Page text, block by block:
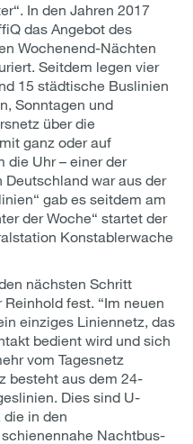
In den Jahren 2017
das Angebot des
Wochenend-Nächten
Seitdem legen vier
15 städtische Buslinien
Sonntagen und
über die
ganz oder auf
die Uhr – einer der
war aus der
gab es seitdem am
der Woche“ startet der
Konstablerwache
nächsten Schritt
fest. “Im neuen
einziges Liniennetz, das
bedient wird und sich
vom Tagesnetz
besteht aus dem 24-
Dies sind U-
in den
Nachtbus-